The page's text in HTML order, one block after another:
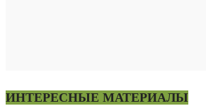
ИНТЕРЕСНЫЕ МАТЕРИАЛЫ